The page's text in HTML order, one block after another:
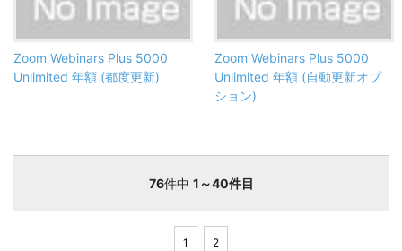
Zoom Webinars Plus 5000
Unlimited 年額 (都度更新)
Zoom Webinars Plus 5000
Unlimited 年額 (自動更新オプ
ション)
76件中 1～40件目
1 2